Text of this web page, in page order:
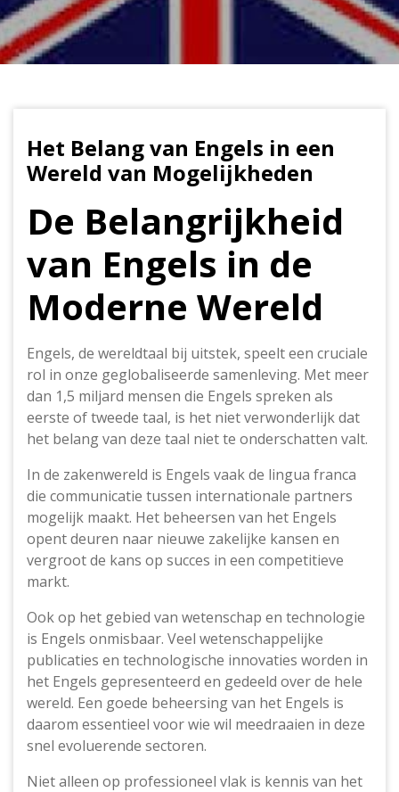
Het Belang van Engels in een
Wereld van Mogelijkheden
De Belangrijkheid
van Engels in de
Moderne Wereld
Engels, de wereldtaal bij uitstek, speelt een cruciale
rol in onze geglobaliseerde samenleving. Met meer
dan 1,5 miljard mensen die Engels spreken als
eerste of tweede taal, is het niet verwonderlijk dat
het belang van deze taal niet te onderschatten valt.
In de zakenwereld is Engels vaak de lingua franca
die communicatie tussen internationale partners
mogelijk maakt. Het beheersen van het Engels
opent deuren naar nieuwe zakelijke kansen en
vergroot de kans op succes in een competitieve
markt.
Ook op het gebied van wetenschap en technologie
is Engels onmisbaar. Veel wetenschappelijke
publicaties en technologische innovaties worden in
het Engels gepresenteerd en gedeeld over de hele
wereld. Een goede beheersing van het Engels is
daarom essentieel voor wie wil meedraaien in deze
snel evoluerende sectoren.
Niet alleen op professioneel vlak is kennis van het